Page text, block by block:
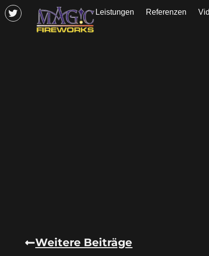
Leistungen Referenzen
Weitere Beiträge